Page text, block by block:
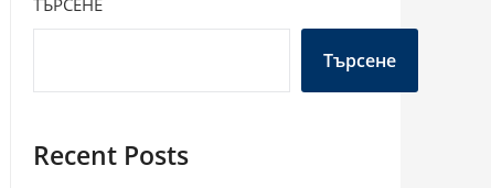
ТЪРСЕНЕ
Търсене
Recent Posts